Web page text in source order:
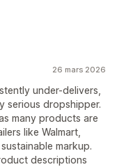
26 mars 2026
under-delivers,
serious dropshipper.
many products are
like Walmart,
markup.
descriptions